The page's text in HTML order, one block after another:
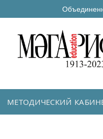
МЕТОДИЧЕСКИЙ